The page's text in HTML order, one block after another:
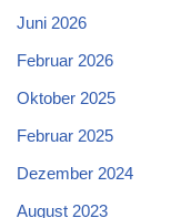
Juni 2026
Februar 2026
Oktober 2025
Februar 2025
Dezember 2024
August 2023